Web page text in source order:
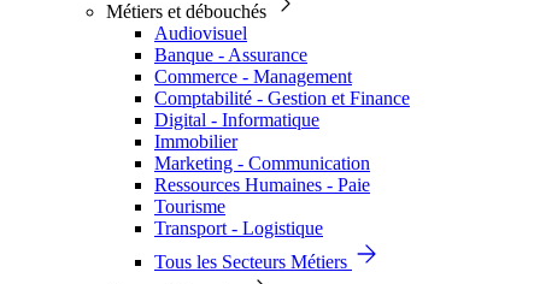
Métiers et débouchés
Audiovisuel
Banque - Assurance
Commerce - Management
Comptabilité - Gestion et Finance
Digital - Informatique
Immobilier
Marketing - Communication
Ressources Humaines - Paie
Tourisme
Transport - Logistique
Tous les Secteurs Métiers